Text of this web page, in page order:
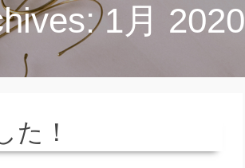
1月 2020
！